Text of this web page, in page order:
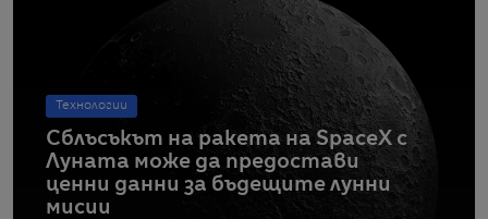
Технологии
Сблъсъкът на ракета на SpaceX с
Луната може да предостави
ценни данни за бъдещите лунни
мисии